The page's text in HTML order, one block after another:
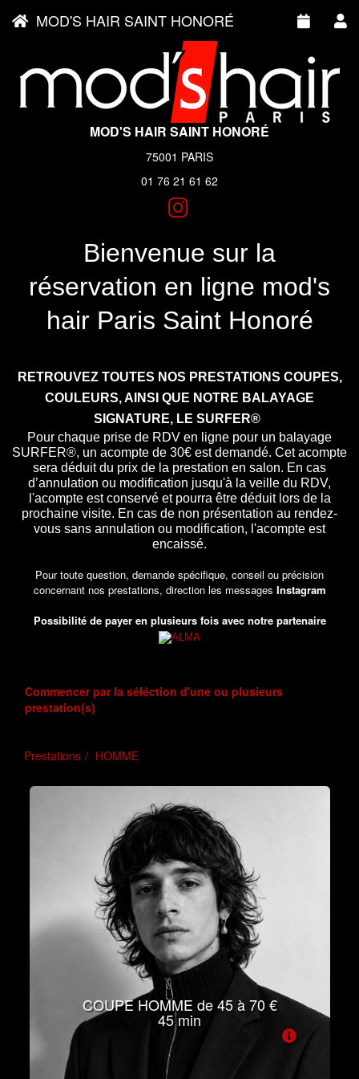
MOD'S HAIR SAINT HONORÉ
75001 PARIS
01 76 21 61 62
Bienvenue sur la
réservation en ligne mod's
hair Paris Saint Honoré
RETROUVEZ TOUTES NOS PRESTATIONS COUPES,
COULEURS, AINSI QUE NOTRE BALAYAGE
SIGNATURE, LE SURFER®
Pour chaque prise de RDV en ligne pour un balayage
SURFER®, un acompte de 30€ est demandé. Cet acompte
sera déduit du prix de la prestation en salon. En cas
d’annulation ou modification jusqu'à la veille du RDV,
l'acompte est conservé et pourra être déduit lors de la
prochaine visite. En cas de non présentation au rendez-
vous sans annulation ou modification, l'acompte est
encaissé.
Pour toute question, demande spécifique, conseil ou précision
concernant nos prestations, direction les messages Instagram
Possibilité de payer en plusieurs fois avec notre partenaire
MOD'S HAIR SAINT HONORÉ
Commencer par la séléction d'une ou plusieurs
prestation(s)
Prestations HOMME
COUPE HOMME de 45 à 70 €
45 min